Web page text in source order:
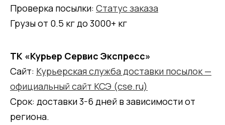
Проверка посылки: Статус заказа
Грузы от 0.5 кг до 3000+ кг
ТК «Курьер Сервис Экспресс»
Сайт: Курьерская служба доставки посылок —
официальный сайт КСЭ (cse.ru)
Срок: доставки 3-6 дней в зависимости от
региона.